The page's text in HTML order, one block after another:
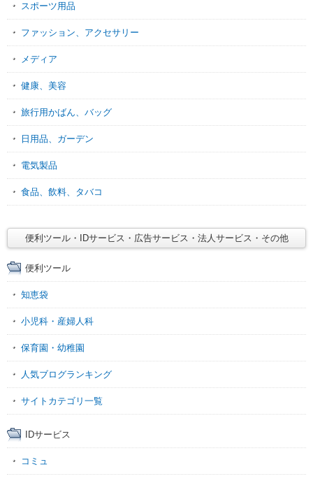
スポーツ用品
ファッション、アクセサリー
メディア
健康、美容
旅行用かばん、バッグ
日用品、ガーデン
電気製品
食品、飲料、タバコ
便利ツール・IDサービス・広告サービス・法人サービス・その他
便利ツール
知恵袋
小児科・産婦人科
保育園・幼稚園
人気ブログランキング
サイトカテゴリ一覧
IDサービス
コミュ